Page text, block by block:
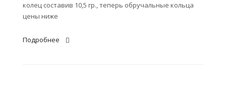
колец составив 10,5 гр., теперь обручальные кольца
цены ниже
Подробнее